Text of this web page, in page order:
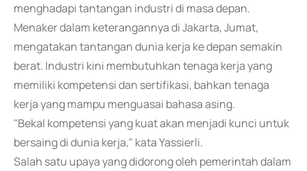
menghadapi tantangan industri di masa depan.
Menaker dalam keterangannya di Jakarta, Jumat,
mengatakan tantangan dunia kerja ke depan semakin
berat. Industri kini membutuhkan tenaga kerja yang
memiliki kompetensi dan sertifikasi, bahkan tenaga
kerja yang mampu menguasai bahasa asing.
"Bekal kompetensi yang kuat akan menjadi kunci untuk
bersaing di dunia kerja," kata Yassierli.
Salah satu upaya yang didorong oleh pemerintah dalam